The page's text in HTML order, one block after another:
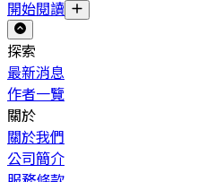
開始閱讀
探索
最新消息
作者一覽
關於
關於我們
公司簡介